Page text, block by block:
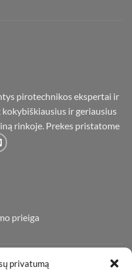
privatumą
pirotechnikos ekspertai ir
ir geriausius
rinkoje. Prekes pristatome
prieiga